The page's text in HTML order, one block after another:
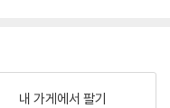
내 가게에서 팔기